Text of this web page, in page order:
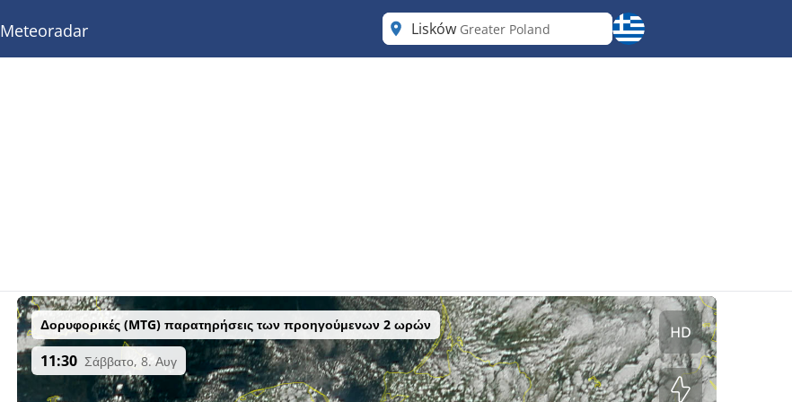
Meteoradar Lisków Greater Poland
Δορυφορικές (MTG) παρατηρήσεις των προηγούμενων 2 ωρών
11:30 Σάββατο, 8. Αυγ